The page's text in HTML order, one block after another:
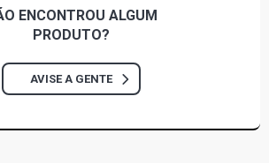
ENCONTROU ALGUM
PRODUTO?
AVISE A GENTE